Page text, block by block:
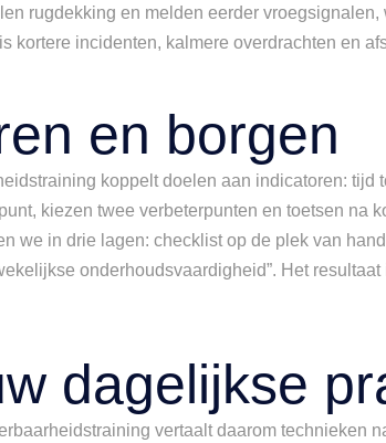
rugdekking en melden eerder
kortere incidenten, kalmere overdrachten en
en borgen
koppelt doelen aan indicatoren:
kiezen twee verbeterpunten en toetsen na
we in drie lagen: checklist op de plek van
onderhoudsvaardigheid”. Het
dagelijkse
vertaalt daarom technieken